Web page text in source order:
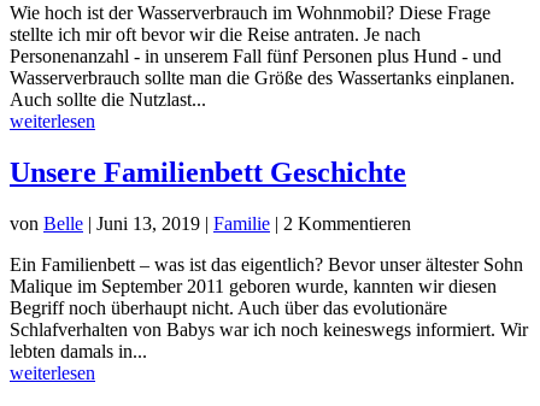
Wie hoch ist der Wasserverbrauch im Wohnmobil? Diese Frage
stellte ich mir oft bevor wir die Reise antraten. Je nach
Personenanzahl - in unserem Fall fünf Personen plus Hund - und
Wasserverbrauch sollte man die Größe des Wassertanks einplanen.
Auch sollte die Nutzlast...
weiterlesen
Unsere Familienbett Geschichte
von Belle | Juni 13, 2019 | Familie | 2 Kommentieren
Ein Familienbett – was ist das eigentlich? Bevor unser ältester Sohn
Malique im September 2011 geboren wurde, kannten wir diesen
Begriff noch überhaupt nicht. Auch über das evolutionäre
Schlafverhalten von Babys war ich noch keineswegs informiert. Wir
lebten damals in...
weiterlesen